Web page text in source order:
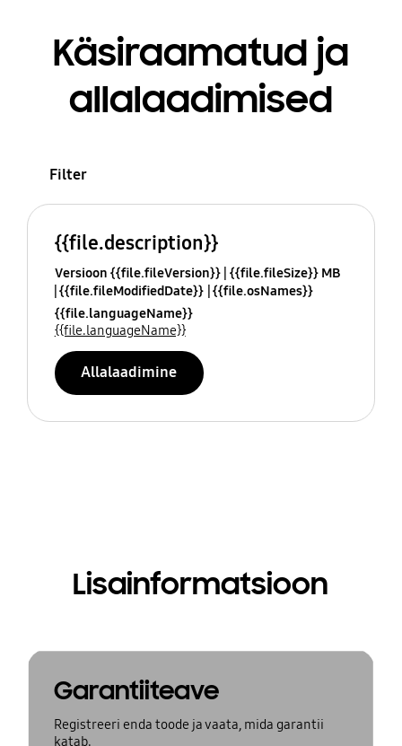
Käsiraamatud ja
allalaadimised
Filter
{{file.description}}
Versioon {{file.fileVersion}} {{file.fileSize}} MB
{{file.fileModifiedDate}} {{file.osNames}}
{{file.languageName}}
{{file.languageName}}
Allalaadimine
Lisainformatsioon
Garantiiteave
Registreeri enda toode ja vaata, mida garantii
katab.